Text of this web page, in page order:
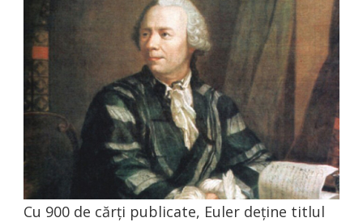
Cu 900 de cărți publicate, Euler deține titlul